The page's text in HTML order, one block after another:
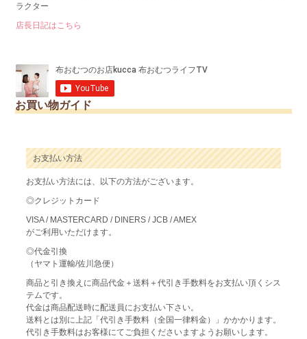
ラクター
店長日記はこちら
お買い物ガイド
お支払い方法
お支払い方法には、以下の方法がございます。
◎クレジットカード
VISA / MASTERCARD / DINERS / JCB / AMEX
がご利用いただけます。
◎代金引換
（ヤマト運輸/佐川急便）
商品と引き換えに商品代金＋送料＋代引き手数料をお支払い頂くシス
テムです。
代金は商品配送時に配送員にお支払い下さい。
送料とは別に上記「代引き手数料（全国一律料金）」かかかります。
代引き手数料はお客様にてご負担くださいますようお願いします。